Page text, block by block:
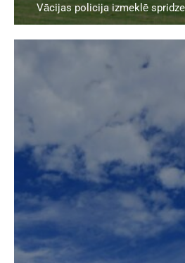
Vācijas policija izmeklē